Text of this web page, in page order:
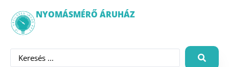
NYOMÁSMÉRŐ ÁRUHÁZ